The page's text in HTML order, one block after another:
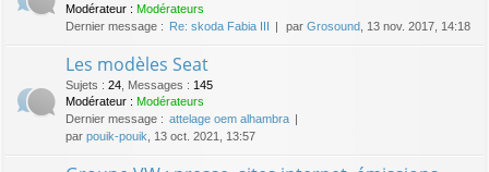
Modérateur : Modérateurs
Dernier message : Re: skoda Fabia III par Grosound , 13 nov. 2017, 14:18
Les modèles Seat
Sujets : 24 Messages : 145
Modérateur : Modérateurs
Dernier message : attelage oem alhambra
par pouik-pouik , 13 oct. 2021, 13:57